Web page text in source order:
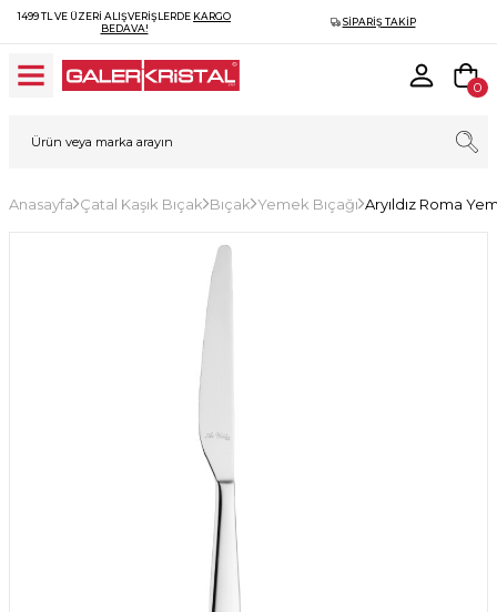
1499 TL VE ÜZERI ALIŞVERIŞLERDE KARGO
BEDAVA!
SIPARIŞ TAKIP
0
Anasayfa Çatal Kaşık Bıçak Bıçak Yemek Bıçağı Aryıldız Roma